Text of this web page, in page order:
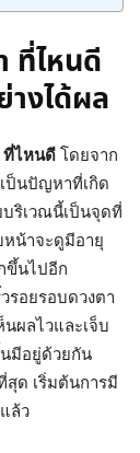
ที่ไหนดี
งได้ผล
ที่ไหนดี โดยจาก
ป็นปัญหาที่เกิด
ริเวณนี้เป็นจุดที่
หน้าจะดูมีอายุ
ขึ้นไปอีก
รอยรอบดวงตา
ผลไวและเจ็บ
มีอยู่ด้วยกัน
ด เริ่มต้นการมี
ล้ว